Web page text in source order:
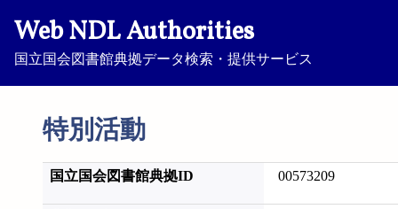
Web NDL Authorities
国立国会図書館典拠データ検索・提供サービス
特別活動
国立国会図書館典拠ID 00573209